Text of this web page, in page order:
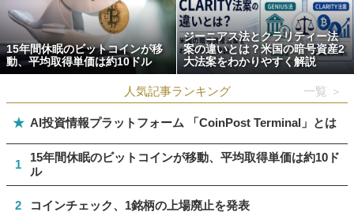
15年間休眠のビットコインが移
動、平均取得単価は約10ドル
ジーニアス法とクラリティー法
案の違いとは？米国の暗号資産2
大法案をわかりやすく解説
人気記事ランキング 一覧 ＞
★ AI投資情報プラットフォーム 「CoinPost Terminal」とは
1
15年間休眠のビットコインが移動、平均取得単価は約10ド
ル
2 コインチェック、1銘柄の上場廃止を発表